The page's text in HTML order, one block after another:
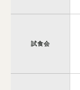
試食会